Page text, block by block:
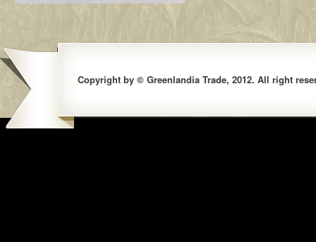
Copyright by © Greenlandia Trade, 2012. All right